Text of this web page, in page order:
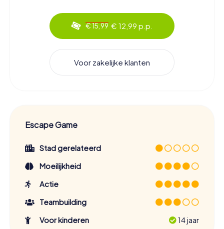
€ 15,99 € 12,99 p.p.
Voor zakelijke klanten
Escape Game
Stad gerelateerd
Moeilijkheid
Actie
Teambuilding
Voor kinderen
14 jaar